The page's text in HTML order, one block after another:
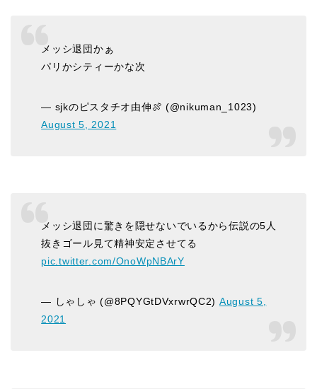
メッシ退団かぁ
パリかシティーかな次
— sjkのピスタチオ由伸🍖 (@nikuman_1023)
August 5, 2021
メッシ退団に驚きを隠せないでいるから伝説の5人
抜きゴール見て精神安定させてる
pic.twitter.com/OnoWpNBArY
— しゃしゃ (@8PQYGtDVxrwrQC2) August 5,
2021